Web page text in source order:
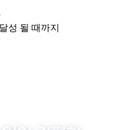
성 될 때까지